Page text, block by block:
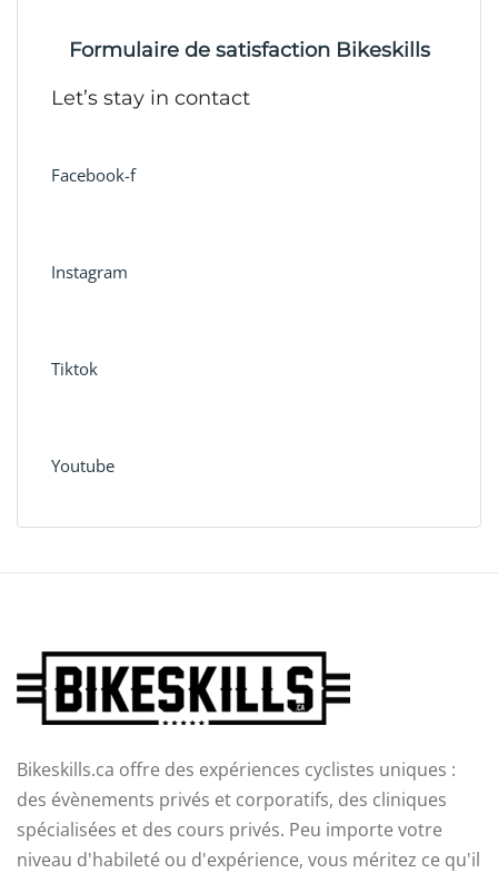
Formulaire de satisfaction Bikeskills
Let’s stay in contact
Facebook-f
Instagram
Tiktok
Youtube
Bikeskills.ca offre des expériences cyclistes uniques :
des évènements privés et corporatifs, des cliniques
spécialisées et des cours privés. Peu importe votre
niveau d'habileté ou d'expérience, vous méritez ce qu'il